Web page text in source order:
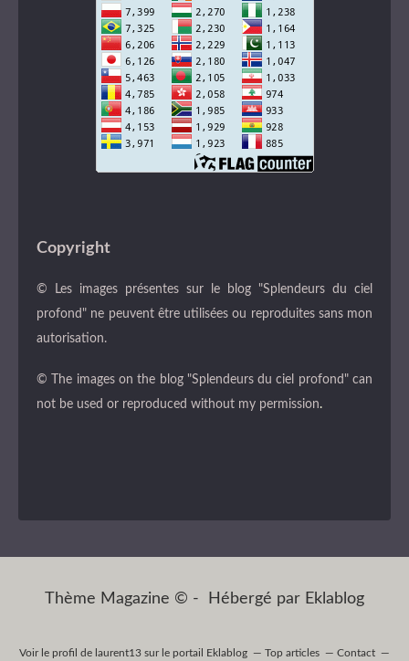
Copyright
© Les images présentes sur le blog "Splendeurs du ciel
profond" ne peuvent être utilisées ou reproduites sans mon
autorisation.
© The images on the blog "Splendeurs du ciel profond" can
not be used or reproduced without my permission.
Thème Magazine © - Hébergé par Eklablog
Voir le profil de laurent13 sur le portail Eklablog Top articles Contact